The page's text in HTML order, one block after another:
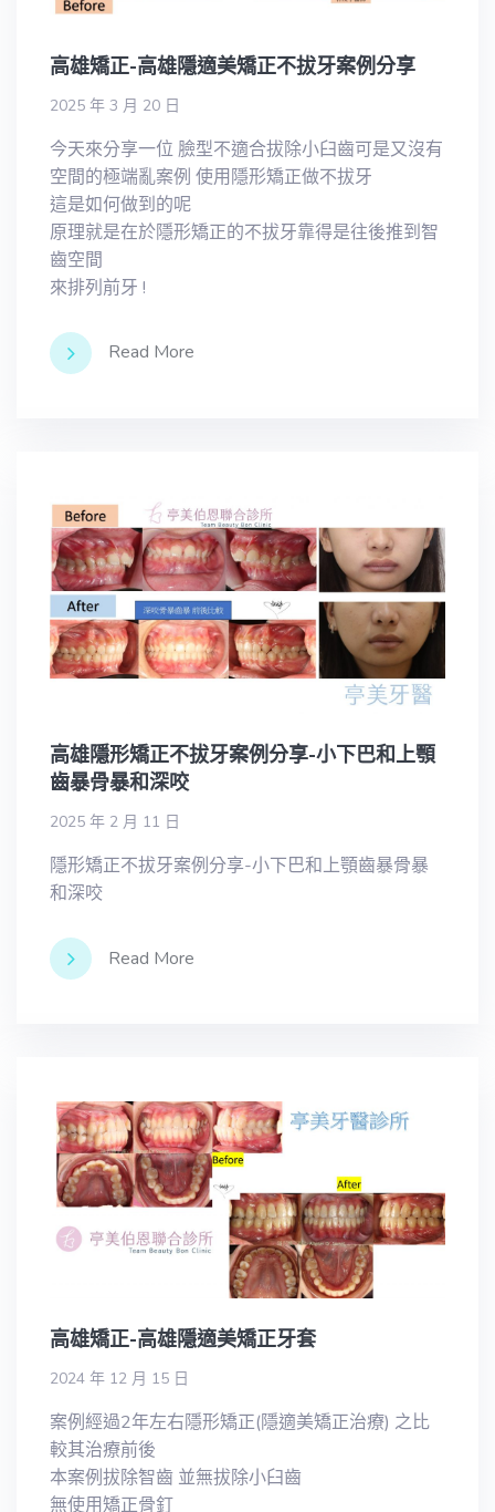
高雄矯正-高雄隱適美矯正不拔牙案例分享
2025 年 3 月 20 日
今天來分享一位 臉型不適合拔除小臼齒可是又沒有
空間的極端亂案例 使用隱形矯正做不拔牙
這是如何做到的呢
原理就是在於隱形矯正的不拔牙靠得是往後推到智
齒空間
來排列前牙 !
Read More
高雄隱形矯正不拔牙案例分享-小下巴和上顎
齒暴骨暴和深咬
2025 年 2 月 11 日
隱形矯正不拔牙案例分享-小下巴和上顎齒暴骨暴
和深咬
Read More
高雄矯正-高雄隱適美矯正牙套
2024 年 12 月 15 日
案例經過2年左右隱形矯正(隱適美矯正治療) 之比
較其治療前後
本案例拔除智齒 並無拔除小臼齒
無使用矯正骨釘